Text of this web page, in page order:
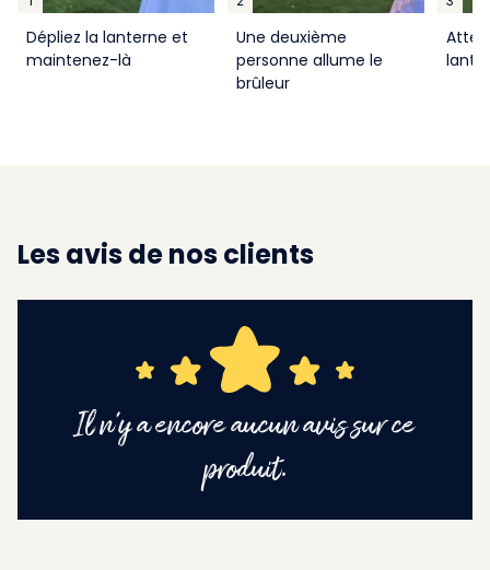
Dépliez la lanterne et
maintenez-là
Une deuxième
personne allume le
brûleur
Les avis de nos clients
Il n'y a encore aucun avis sur ce
produit.